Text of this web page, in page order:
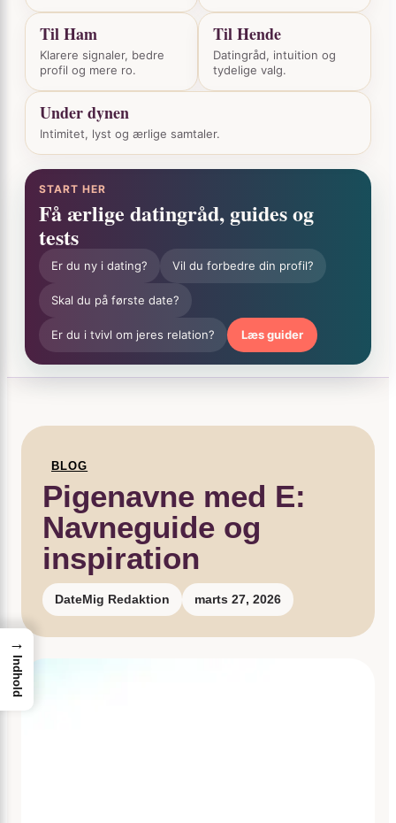
Til Ham
Klarere signaler, bedre
profil og mere ro.
Til Hende
Datingråd, intuition og
tydelige valg.
Under dynen
Intimitet, lyst og ærlige samtaler.
START HER
Få ærlige datingråd, guides og
tests
Er du ny i dating? Vil du forbedre din profil?
Skal du på første date?
Er du i tvivl om jeres relation? Læs guider
BLOG
Pigenavne med E:
Navneguide og
inspiration
DateMig Redaktion marts 27, 2026
→
Indhold